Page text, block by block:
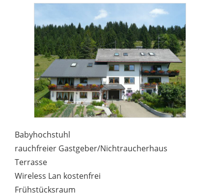
Babyhochstuhl
rauchfreier Gastgeber/Nichtraucherhaus
Terrasse
Wireless Lan kostenfrei
Frühstücksraum